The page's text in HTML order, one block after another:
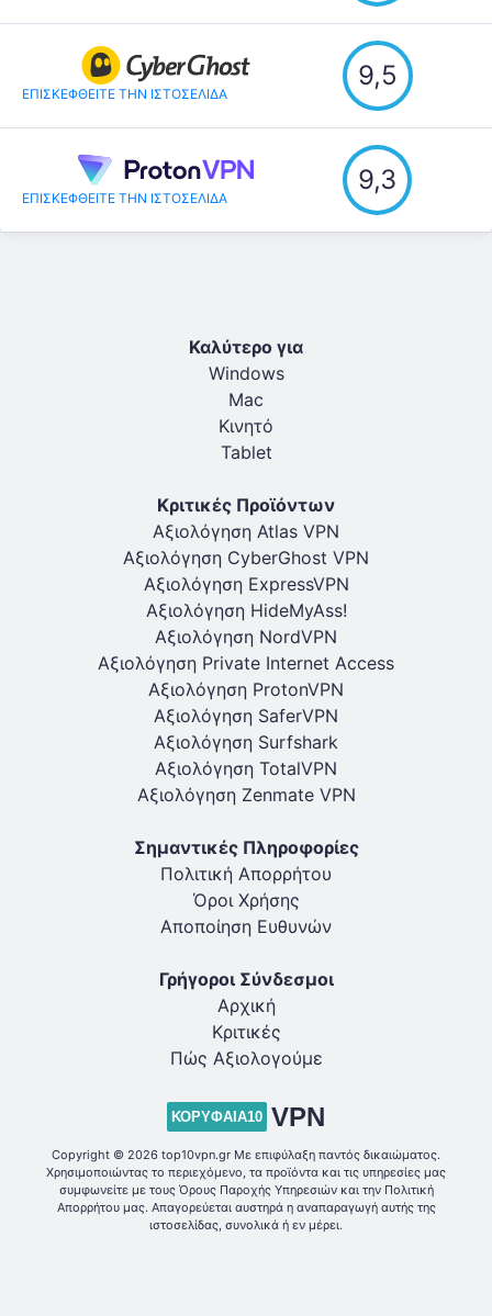
ΕΠΙΣΚΕΦΘΕΙΤΕ ΤΗΝ ΙΣΤΟΣΕΛΊΔΑ
9,5
ΕΠΙΣΚΕΦΘΕΙΤΕ ΤΗΝ ΙΣΤΟΣΕΛΊΔΑ
9,3
Καλύτερο για
Windows
Mac
Κινητό
Tablet
Κριτικές Προϊόντων
Αξιολόγηση Atlas VPN
Αξιολόγηση CyberGhost VPN
Αξιολόγηση ExpressVPN
Αξιολόγηση HideMyAss!
Αξιολόγηση NordVPN
Αξιολόγηση Private Internet Access
Αξιολόγηση ProtonVPN
Αξιολόγηση SaferVPN
Αξιολόγηση Surfshark
Αξιολόγηση TotalVPN
Αξιολόγηση Zenmate VPN
Σημαντικές Πληροφορίες
Πολιτική Απορρήτου
Όροι Χρήσης
Αποποίηση Ευθυνών
Γρήγοροι Σύνδεσμοι
Αρχική
Κριτικές
Πώς Αξιολογούμε
ΚΟΡΥΦΑΊΑ10 VPN
Copyright © 2026 top10vpn.gr Με επιφύλαξη παντός δικαιώματος.
Χρησιμοποιώντας το περιεχόμενο, τα προϊόντα και τις υπηρεσίες μας
συμφωνείτε με τους Όρους Παροχής Υπηρεσιών και την Πολιτική
Απορρήτου μας. Απαγορεύεται αυστηρά η αναπαραγωγή αυτής της
ιστοσελίδας, συνολικά ή εν μέρει.